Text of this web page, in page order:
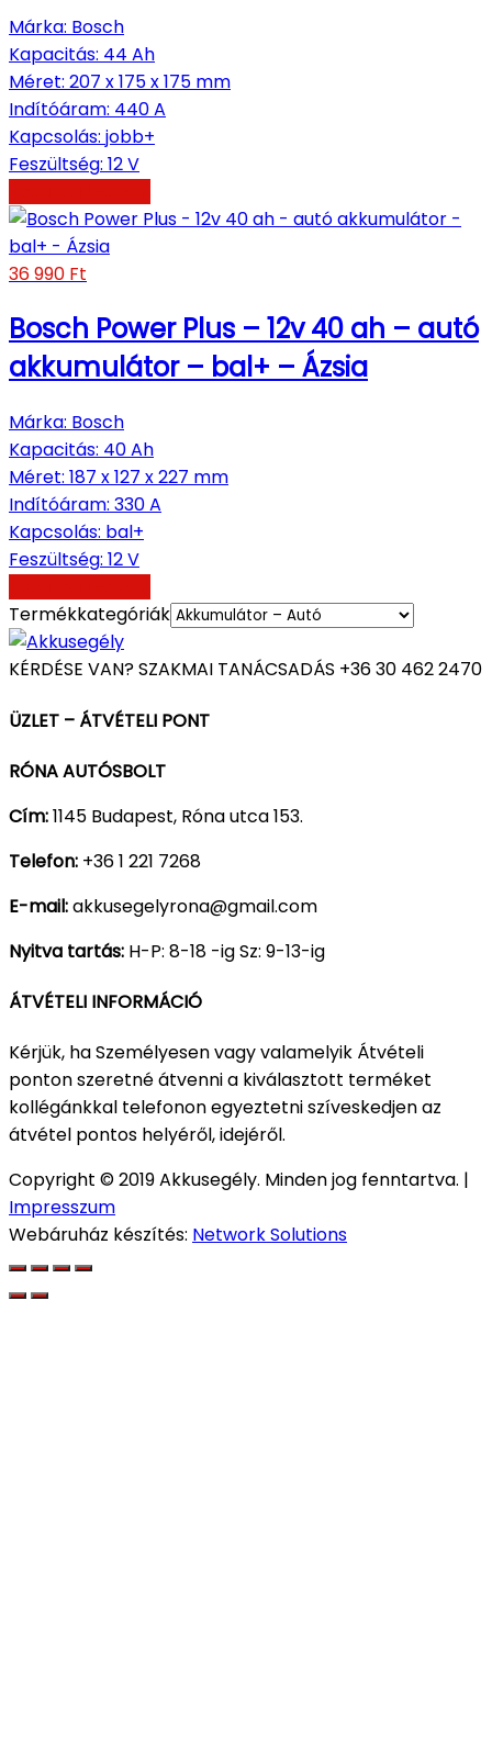
Márka: Bosch
Kapacitás: 44 Ah
Méret: 207 x 175 x 175 mm
Indítóáram: 440 A
Kapcsolás: jobb+
Feszültség: 12 V
36 990 Ft
Bosch Power Plus – 12v 40 ah – autó
akkumulátor – bal+ – Ázsia
Márka: Bosch
Kapacitás: 40 Ah
Méret: 187 x 127 x 227 mm
Indítóáram: 330 A
Kapcsolás: bal+
Feszültség: 12 V
Termékkategóriák
KÉRDÉSE VAN? SZAKMAI TANÁCSADÁS +36 30 462 2470
ÜZLET – ÁTVÉTELI PONT
RÓNA AUTÓSBOLT
Cím:1145 Budapest, Róna utca 153.
Telefon: +36 1 221 7268
E-mail:akkusegelyrona@gmail.com
Nyitva tartás: H-P: 8-18 -ig Sz: 9-13-ig
ÁTVÉTELI INFORMÁCIÓ
Kérjük, ha Személyesen vagy valamelyik Átvételi
ponton szeretné átvenni a kiválasztott terméket
kollégánkkal telefonon egyeztetni szíveskedjen az
átvétel pontos helyéről, idejéről.
Copyright © 2019 Akkusegély. Minden jog fenntartva. |
Impresszum
Webáruház készítés: Network Solutions